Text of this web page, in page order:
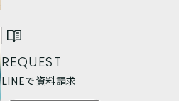
REQUEST
LINEで資料請求